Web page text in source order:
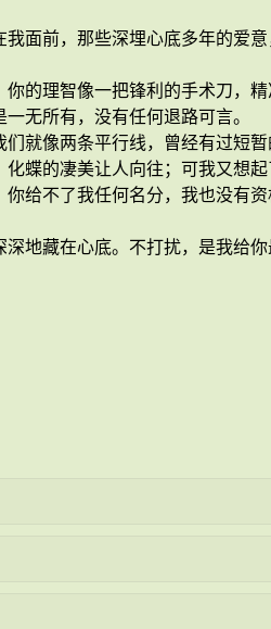
面前，那些深埋心底多年的爱
的理智像一把锋利的手术刀，
无所有，没有任何退路可言。
就像两条平行线，曾经有过短
蝶的凄美让人向往；可我又想
给不了我任何名分，我也没有
地藏在心底。不打扰，是我给